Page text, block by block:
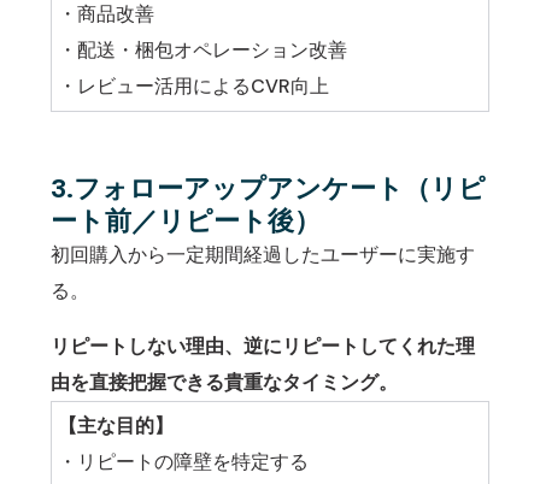
・商品改善
・配送・梱包オペレーション改善
・レビュー活用によるCVR向上
3.フォローアップアンケート（リピ
ート前／リピート後）
初回購入から一定期間経過したユーザーに実施す
る。
リピートしない理由、逆にリピートしてくれた理
由を直接把握できる貴重なタイミング。
【主な目的】
・リピートの障壁を特定する